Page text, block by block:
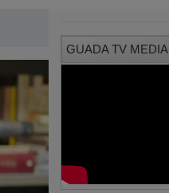
GUADA TV MEDIA